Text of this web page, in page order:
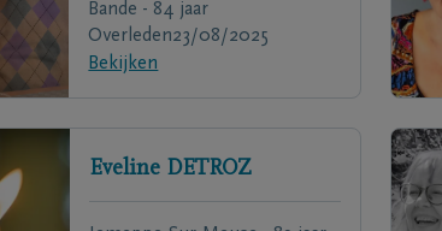
Bande - 84 jaar
Overleden23/08/2025
Bekijken
Eveline DETROZ